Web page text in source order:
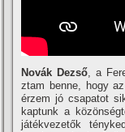
Novák Dezső , a
ztam benne, hogy
érzem jó csapatot
kaptunk a
játékvezetők